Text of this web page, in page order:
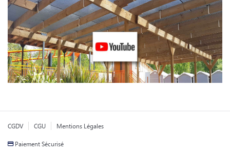
CGDV CGU Mentions Légales
Paiement Sécurisé